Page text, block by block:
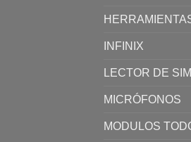
INFINIX
LECTOR DE
MICRÓFONOS
MODULOS